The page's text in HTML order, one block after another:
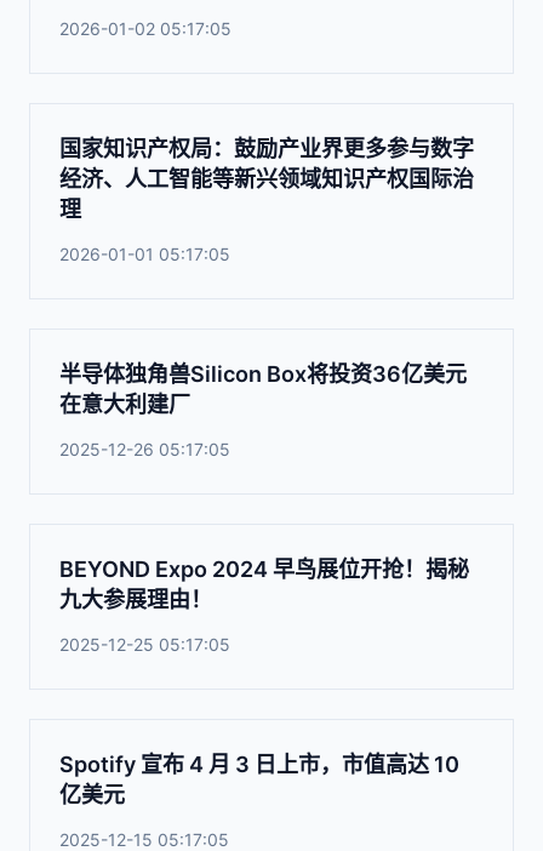
2026-01-02 05:17:05
国家知识产权局：鼓励产业界更多参与数字
经济、人工智能等新兴领域知识产权国际治
理
2026-01-01 05:17:05
半导体独角兽Silicon Box将投资36亿美元
在意大利建厂
2025-12-26 05:17:05
BEYOND Expo 2024 早鸟展位开抢！揭秘
九大参展理由！
2025-12-25 05:17:05
Spotify 宣布 4 月 3 日上市，市值高达 10
亿美元
2025-12-15 05:17:05